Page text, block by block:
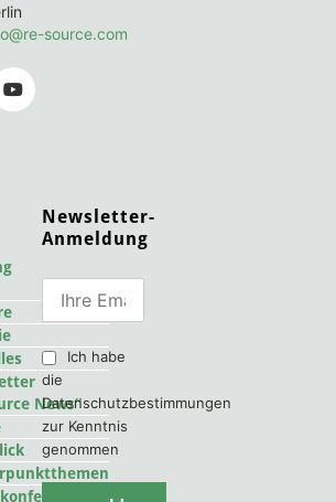
source.com
News“
2022
Newsletter-
Anmeldung
Ich habe
die
Datenschutzbestimmungen
zur Kenntnis
genommen